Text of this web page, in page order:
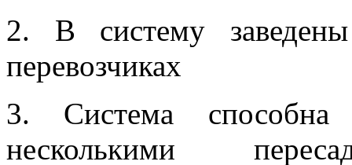
2. В систему
перевозчиках
3. Система способна
несколькими